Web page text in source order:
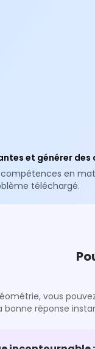
et générer des
en
téléchargé.
vous
bonne réponse